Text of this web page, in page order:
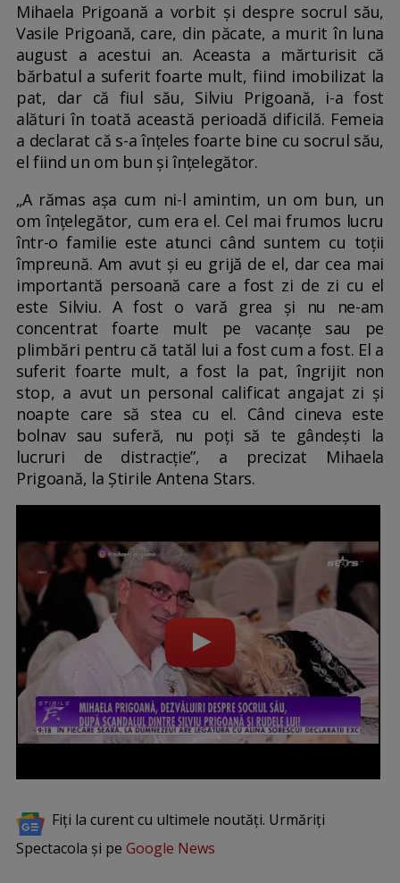
Mihaela Prigoană a vorbit și despre socrul său,
Vasile Prigoană, care, din păcate, a murit în luna
august a acestui an. Aceasta a mărturisit că
bărbatul a suferit foarte mult, fiind imobilizat la
pat, dar că fiul său, Silviu Prigoană, i-a fost
alături în toată această perioadă dificilă. Femeia
a declarat că s-a înțeles foarte bine cu socrul său,
el fiind un om bun și înțelegător.
„A rămas așa cum ni-l amintim, un om bun, un
om înțelegător, cum era el. Cel mai frumos lucru
într-o familie este atunci când suntem cu toții
împreună. Am avut și eu grijă de el, dar cea mai
importantă persoană care a fost zi de zi cu el
este Silviu. A fost o vară grea și nu ne-am
concentrat foarte mult pe vacanțe sau pe
plimbări pentru că tatăl lui a fost cum a fost. El a
suferit foarte mult, a fost la pat, îngrijit non
stop, a avut un personal calificat angajat zi și
noapte care să stea cu el. Când cineva este
bolnav sau suferă, nu poți să te gândești la
lucruri de distracție”, a precizat Mihaela
Prigoană, la Știrile Antena Stars.
Fiți la curent cu ultimele noutăți. Urmăriți
Spectacola și pe Google News